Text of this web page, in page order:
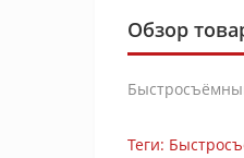
Обзор
Теги: